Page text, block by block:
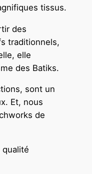
tissus.
des
traditionnels,
elle
des Batiks.
sont un
Et, nous
de
qualité